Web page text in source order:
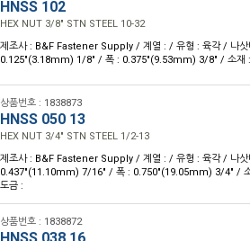
HNSS 102
HEX NUT 3/8" STN STEEL 10-32
제조사 : B&F Fastener Supply / 계열 : / 유형 : 육각 / 나
0.125"(3.18mm) 1/8" / 폭 : 0.375"(9.53mm) 3/8" / 소재 :
상품번호 : 1838873
HNSS 050 13
HEX NUT 3/4" STN STEEL 1/2-13
제조사 : B&F Fastener Supply / 계열 : / 유형 : 육각 / 나
0.437"(11.10mm) 7/16" / 폭 : 0.750"(19.05mm) 3/4" / 소
도금 :
상품번호 : 1838872